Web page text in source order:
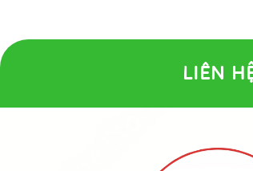
LIÊN